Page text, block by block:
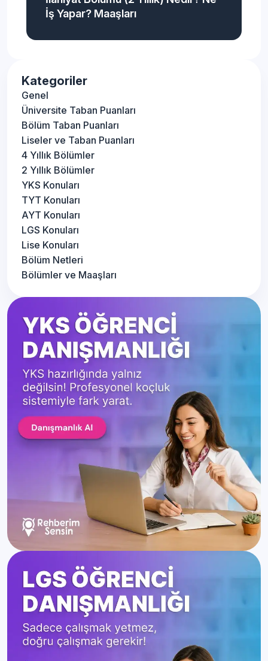
İş Yapar? Maaşları
Kategoriler
Genel
Üniversite Taban Puanları
Bölüm Taban Puanları
Liseler ve Taban Puanları
4 Yıllık Bölümler
2 Yıllık Bölümler
YKS Konuları
TYT Konuları
AYT Konuları
LGS Konuları
Lise Konuları
Bölüm Netleri
Bölümler ve Maaşları